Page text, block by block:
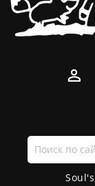
Поиск
по
сайту